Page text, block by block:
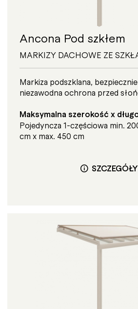
Ancona Pod szkłem
MARKIZY DACHOWE ZE
Markiza podszklana,
niezawodna ochrona przed
Maksymalna szerokość x
Pojedyncza 1-częściowa min.
cm x max. 450 cm
SZCZEGÓŁY